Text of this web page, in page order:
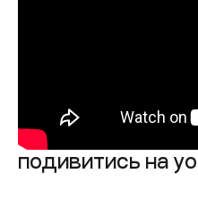
подивитись на